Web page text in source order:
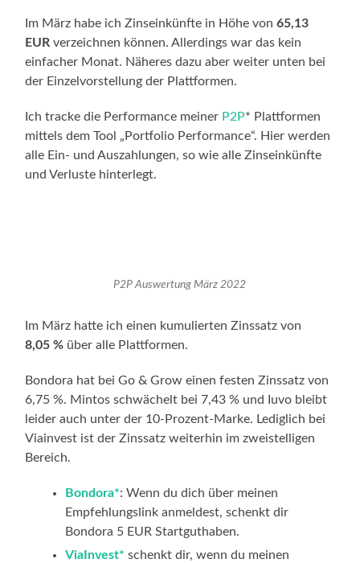
Im März habe ich Zinseinkünfte in Höhe von65,13
EUR verzeichnen können. Allerdings war das kein
einfacher Monat. Näheres dazu aber weiter unten bei
der Einzelvorstellung der Plattformen.
Ich tracke die Performance meiner P2P* Plattformen
mittels dem Tool „Portfolio Performance“. Hier werden
alle Ein- und Auszahlungen, so wie alle Zinseinkünfte
und Verluste hinterlegt.
P2P Auswertung März 2022
Im März hatte ich einen kumulierten Zinssatz von
8,05 % über alle Plattformen.
Bondora hat bei Go & Grow einen festen Zinssatz von
6,75 %. Mintos schwächelt bei 7,43 % und Iuvo bleibt
leider auch unter der 10-Prozent-Marke. Lediglich bei
Viainvest ist der Zinssatz weiterhin im zweistelligen
Bereich.
Bondora*: Wenn du dich über meinen
Empfehlungslink anmeldest, schenkt dir
Bondora 5 EUR Startguthaben.
ViaInvest* schenkt dir, wenn du meinen